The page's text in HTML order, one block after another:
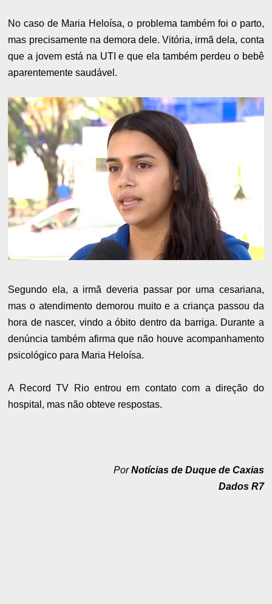
No caso de Maria Heloísa, o problema também foi o parto,
mas precisamente na demora dele. Vitória, irmã dela, conta
que a jovem está na UTI e que ela também perdeu o bebê
aparentemente saudável.
Segundo ela, a irmã deveria passar por uma cesariana,
mas o atendimento demorou muito e a criança passou da
hora de nascer, vindo a óbito dentro da barriga. Durante a
denúncia também afirma que não houve acompanhamento
psicológico para Maria Heloísa.
A Record TV Rio entrou em contato com a direção do
hospital, mas não obteve respostas.
PorNotícias de Duque de Caxias
Dados R7